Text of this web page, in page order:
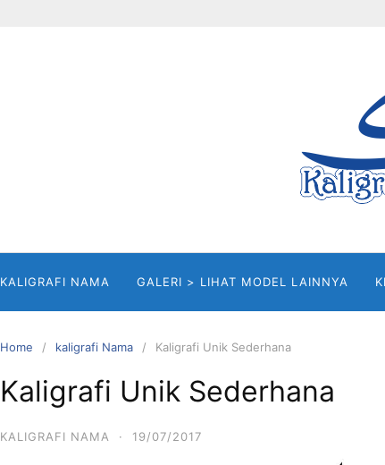
KALIGRAFI NAMA GALERI > LIHAT MODEL LAINNYA
Home kaligrafi Nama Kaligrafi Unik Sederhana
Kaligrafi Unik Sederhana
KALIGRAFI NAMA · 19/07/2017